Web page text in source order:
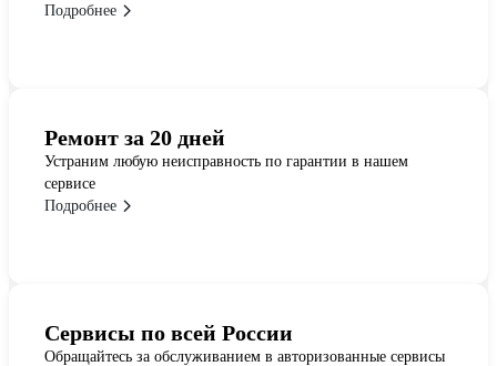
Подробнее
Ремонт за 20 дней
Устраним любую неисправность по гарантии в нашем
сервисе
Подробнее
Сервисы по всей России
Обращайтесь за обслуживанием в авторизованные сервисы